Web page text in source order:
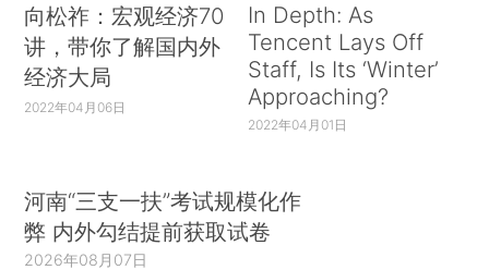
向松祚：宏观经济70
讲，带你了解国内外
经济大局
2022年04月06日
In Depth: As
Tencent Lays Off
Staff, Is Its ‘Winter’
Approaching?
2022年04月01日
河南“三支一扶”考试规模化作
弊 内外勾结提前获取试卷
2026年08月07日